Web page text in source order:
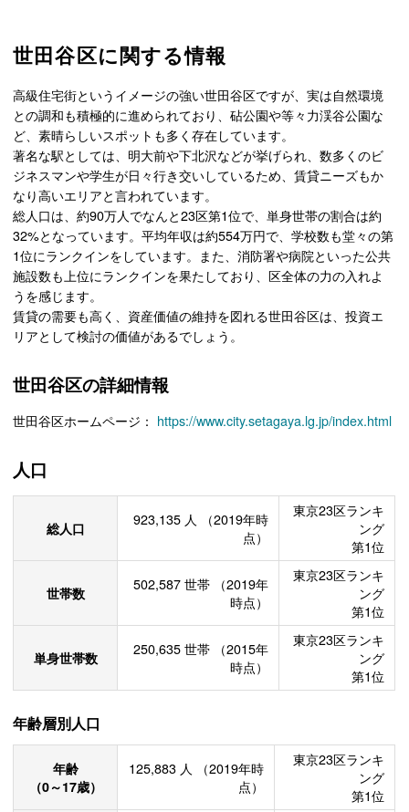
世田谷区に関する情報
高級住宅街というイメージの強い世田谷区ですが、実は自然環境
との調和も積極的に進められており、砧公園や等々力渓谷公園な
ど、素晴らしいスポットも多く存在しています。
著名な駅としては、明大前や下北沢などが挙げられ、数多くのビ
ジネスマンや学生が日々行き交いしているため、賃貸ニーズもか
なり高いエリアと言われています。
総人口は、約90万人でなんと23区第1位で、単身世帯の割合は約
32%となっています。平均年収は約554万円で、学校数も堂々の第
1位にランクインをしています。また、消防署や病院といった公共
施設数も上位にランクインを果たしており、区全体の力の入れよ
うを感じます。
賃貸の需要も高く、資産価値の維持を図れる世田谷区は、投資エ
リアとして検討の価値があるでしょう。
世田谷区の詳細情報
世田谷区ホームページ： https://www.city.setagaya.lg.jp/index.html
人口
総人口 923,135 人
（2019年時
点）
東京23区ランキ
ング
第1位
世帯数 502,587 世帯
（2019年
時点）
東京23区ランキ
ング
第1位
単身世帯数 250,635 世帯
（2015年
時点）
東京23区ランキ
ング
第1位
年齢層別人口
年齢
（0～17歳）
125,883 人
（2019年時
点）
東京23区ランキ
ング
第1位